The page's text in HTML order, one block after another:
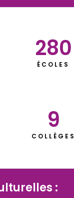
ÉCOLES
280
COLLÈGES
9
: